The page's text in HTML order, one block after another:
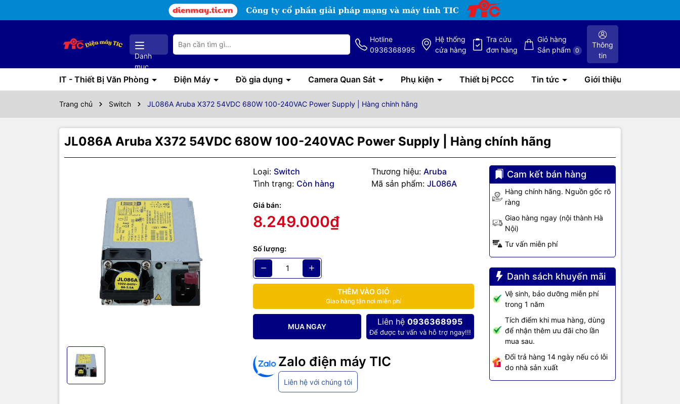
Danh
mục
Hotline
0936368995
Hệ thống
cửa hàng
Tra cứu
đơn hàng
Giỏ hàng
Sản phẩm
0
Thông
tin
IT - Thiết Bị Văn Phòng Điện Máy Đồ gia dụng Camera Quan Sát Phụ kiện Thiết bị PCCC Tin tức Giới thiệu
Trang chủ Switch JL086A Aruba X372 54VDC 680W 100-240VAC Power Supply | Hàng chính hãng
JL086A Aruba X372 54VDC 680W 100-240VAC Power Supply | Hàng chính hãng
Loại: Switch Thương hiệu: Aruba
Tình trạng: Còn hàng Mã sản phẩm: JL086A
Giá bán:
8.249.000₫
Số lượng:
THÊM VÀO GIỎ
Giao hàng tận nơi miễn phí
MUA NGAY Liên hệ0936368995
Để được tư vấn và hỗ trợ ngay!!!
Zalo điện máy TIC
Liên hệ với chúng tôi
Cam kết bán hàng
Hàng chính hãng. Nguồn gốc rõ
ràng
Giao hàng ngay (nội thành Hà
Nội)
Tư vấn miễn phí
Danh sách khuyến mãi
Vệ sinh, bảo dưỡng miễn phí
trong 1 năm
Tích điểm khi mua hàng, dùng
để nhận thêm ưu đãi cho lần
mua sau.
Đổi trả hàng 14 ngày nếu có lỗi
do nhà sản xuất
Thông số kỹ thuật
Mô tả về bộ nguồn switch HPE JL086A
Bộ nguồn switch HPE JL086A
các dòng switch Aruba2930M Switch Series. Bộ nguồn
định 24/7 cung cấp tổng công suất 680W với điệp áp 220v DC cho toàn bộ yêu cầu hoạt
động của switch Aruba2930M .
Bộ nguồn switch Aruba
được trang bị các tính năng cao cấp như voltage-
sensing, auto restart, vàJL086Ađược switch Aruba2930M cung cấp thêm các tính năng
như: Power supply monitoring, Temperature monitoring, Voltage monitoring, Power on/off,
hoạt động tin cậy và ổn định hơn.
Thông số kỹ thuật: